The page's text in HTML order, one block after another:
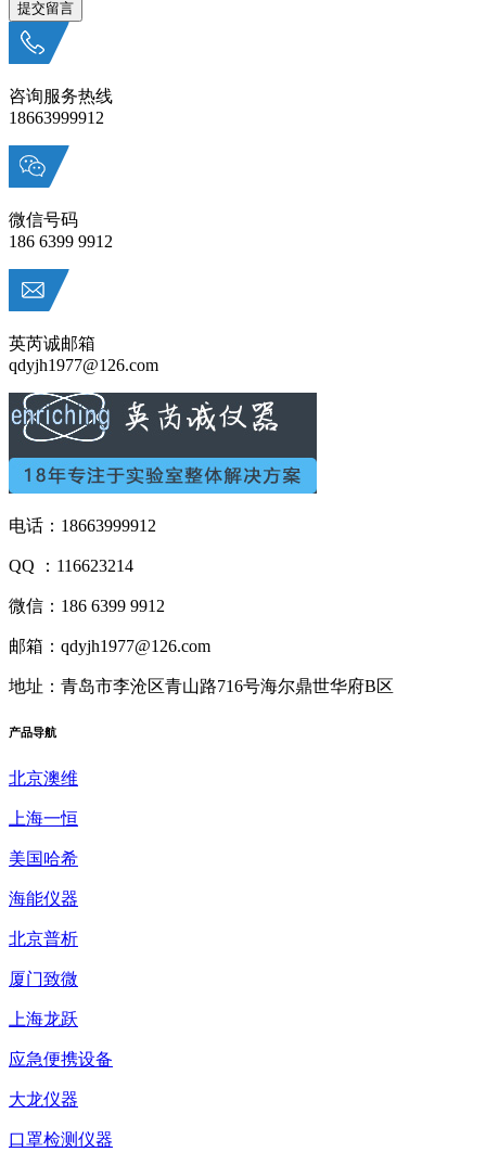
咨询服务热线
18663999912
微信号码
186 6399 9912
英芮诚邮箱
qdyjh1977@126.com
电话：18663999912
QQ ：116623214
微信：186 6399 9912
邮箱：qdyjh1977@126.com
地址：青岛市李沧区青山路716号海尔鼎世华府B区
产品导航
北京澳维
上海一恒
美国哈希
海能仪器
北京普析
厦门致微
上海龙跃
应急便携设备
大龙仪器
口罩检测仪器